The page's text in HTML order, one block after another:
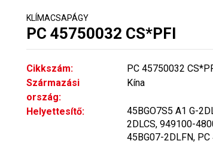
KLÍMACSAPÁGY
PC 45750032 CS*PFI
Cikkszám:
PC 45750032
Származási
ország:
Kína
Helyettesítő:
45BGO7S5 A1 G-
2DLCS, 949100-
45BG07-2DLFN,